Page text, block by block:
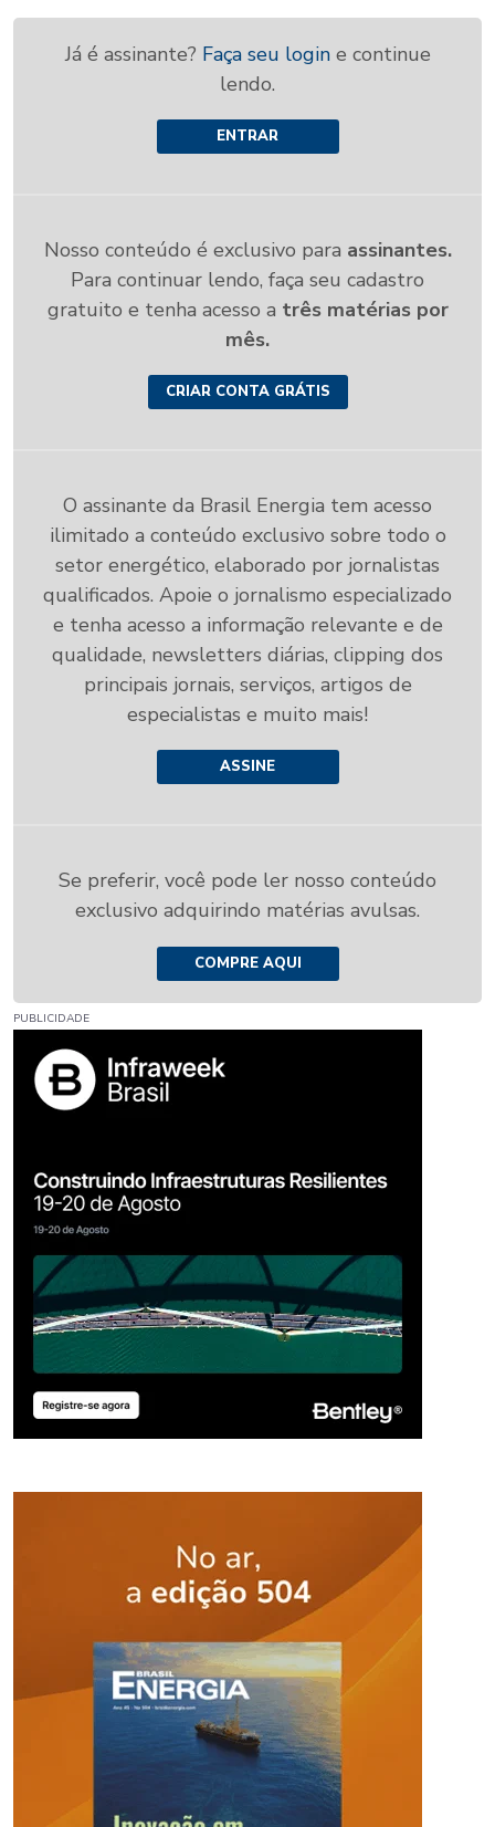
Já é assinante? Faça seu login e continue
lendo.
ENTRAR
Nosso conteúdo é exclusivo para assinantes.
Para continuar lendo, faça seu cadastro
gratuito e tenha acesso a três matérias por
mês.
CRIAR CONTA GRÁTIS
O assinante da Brasil Energia tem acesso
ilimitado a conteúdo exclusivo sobre todo o
setor energético, elaborado por jornalistas
qualificados. Apoie o jornalismo especializado
e tenha acesso a informação relevante e de
qualidade, newsletters diárias, clipping dos
principais jornais, serviços, artigos de
especialistas e muito mais!
ASSINE
Se preferir, você pode ler nosso conteúdo
exclusivo adquirindo matérias avulsas.
COMPRE AQUI
PUBLICIDADE